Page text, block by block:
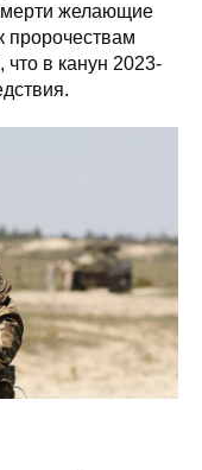
желающие
пророчествам
что в канун 2023-